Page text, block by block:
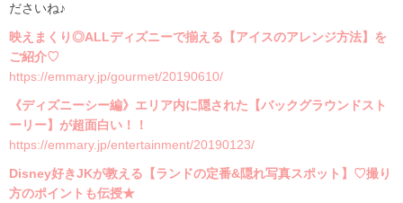
ださいね♪
映えまくり◎ALLディズニーで揃える【アイスのアレンジ方法】を
ご紹介♡
https://emmary.jp/gourmet/20190610/
《ディズニーシー編》エリア内に隠された【バックグラウンドスト
ーリー】が超面白い！！
https://emmary.jp/entertainment/20190123/
Disney好きJKが教える【ランドの定番&隠れ写真スポット】♡撮り
方のポイントも伝授★